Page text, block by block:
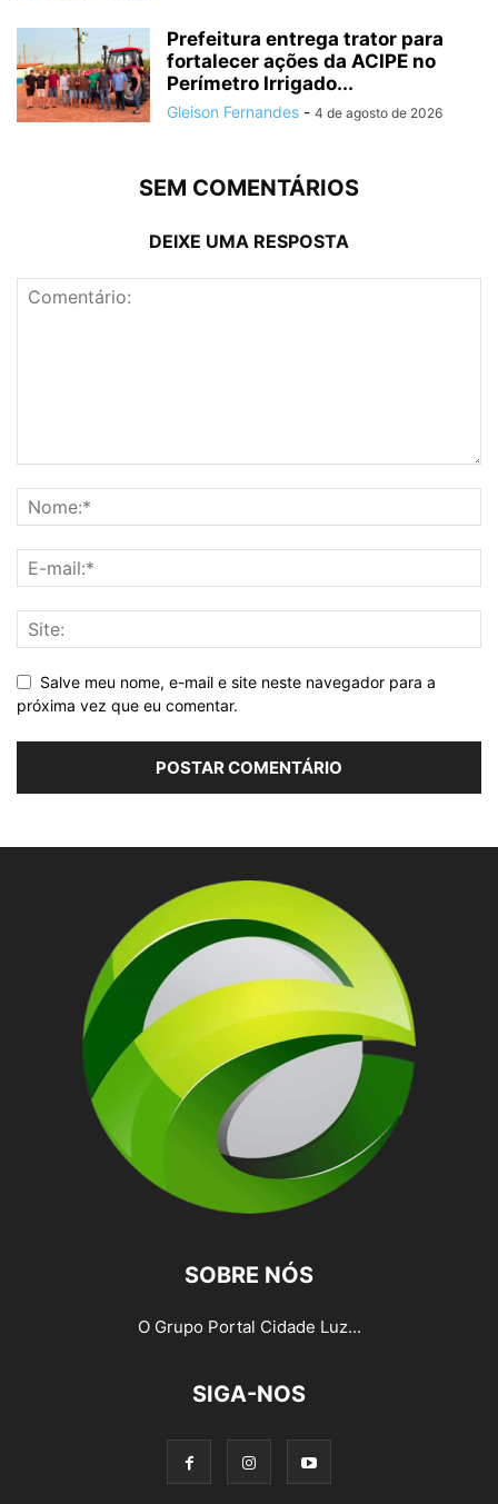
Prefeitura entrega trator para
fortalecer ações da ACIPE no
Perímetro Irrigado...
Gleison Fernandes - 4 de agosto de 2026
SEM COMENTÁRIOS
DEIXE UMA RESPOSTA
Salve meu nome, e-mail e site neste navegador para a
próxima vez que eu comentar.
SOBRE NÓS
O Grupo Portal Cidade Luz...
SIGA-NOS